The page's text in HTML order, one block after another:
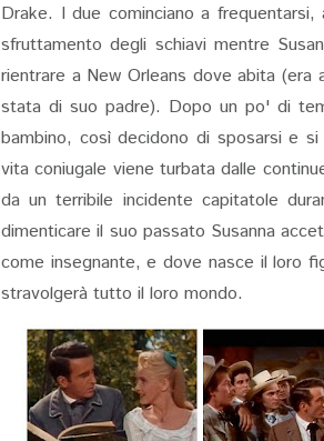
Drake. I due cominciano a
sfruttamento degli schiavi mentre
rientrare a New Orleans dove abita
stata di suo padre). Dopo un po' di
bambino, così decidono di sposarsi e
vita coniugale viene turbata dalle
da un terribile incidente capitatole
dimenticare il suo passato Susanna
come insegnante, e dove nasce il loro
stravolgerà tutto il loro mondo.